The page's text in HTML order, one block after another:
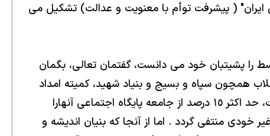
اين طرح را " تعالى ايران" ( پيشرفت توأم با معنويت و عدالت) تشكيل مى
را پشيتبان خود مى دانست، گفتمان تعالى، بگمان
همچون سپاه و بسيج و بنياد شهيد، كميته امداد
امام و.... پافشارى مى شد اما سپاه و بسيج را محور و عامل تحولات ساختارى به شمار مى آورد. به باور حاكمان قدرت، حد اكثر ١٥ درصد از جامعه پايگاه اجتماعى آنهارا
نيروهاى غير خودى منتفى گردد . اما از آنجا كه بنيان انديشه و